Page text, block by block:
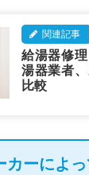
関連記事
給湯器修
湯器業者
比較
カーによ